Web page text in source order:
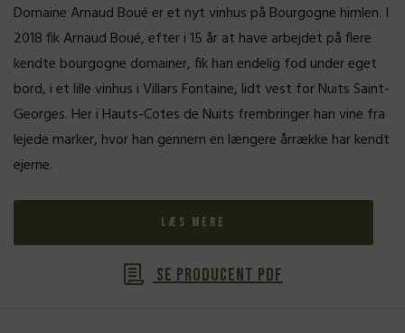
Domaine Arnaud Boué er et nyt vinhus på Bourgogne himlen. I
2018 fik Arnaud Boué, efter i 15 år at have arbejdet på flere
kendte bourgogne domainer, fik han endelig fod under eget
bord, i et lille vinhus i Villars Fontaine, lidt vest for Nuits Saint-
Georges. Her i Hauts-Cotes de Nuits frembringer han vine fra
lejede marker, hvor han gennem en længere årrække har kendt
ejerne.
Læs mere
Se producent PDF